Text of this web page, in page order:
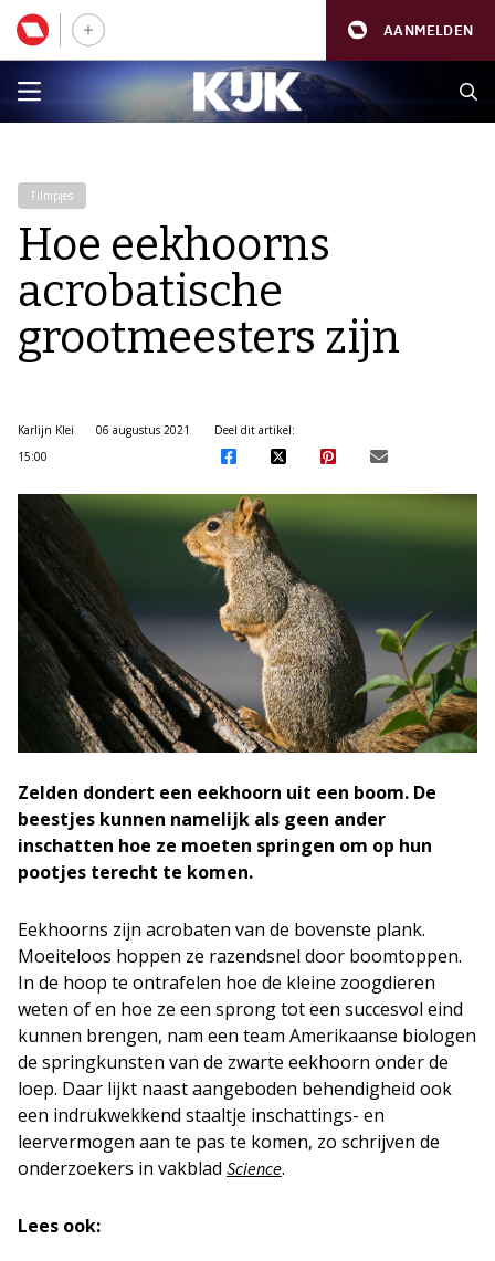
AANMELDEN
Filmpjes
Hoe eekhoorns
acrobatische
grootmeesters zijn
Karlijn Klei
06 augustus 2021
15:00
Deel dit artikel:
Zelden dondert een eekhoorn uit een boom. De
beestjes kunnen namelijk als geen ander
inschatten hoe ze moeten springen om op hun
pootjes terecht te komen.
Eekhoorns zijn acrobaten van de bovenste plank.
Moeiteloos hoppen ze razendsnel door boomtoppen.
In de hoop te ontrafelen hoe de kleine zoogdieren
weten of en hoe ze een sprong tot een succesvol eind
kunnen brengen, nam een team Amerikaanse biologen
de springkunsten van de zwarte eekhoorn onder de
loep. Daar lijkt naast aangeboden behendigheid ook
een indrukwekkend staaltje inschattings- en
leervermogen aan te pas te komen, zo schrijven de
onderzoekers in vakblad Science.
Lees ook: